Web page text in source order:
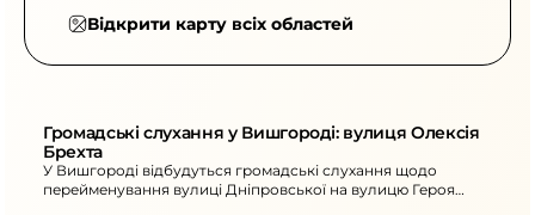
Відкрити карту всіх областей
Громадські слухання у Вишгороді: вулиця Олексія
Брехта
У Вишгороді відбудуться громадські слухання щодо
перейменування вулиці Дніпровської на вулицю Героя